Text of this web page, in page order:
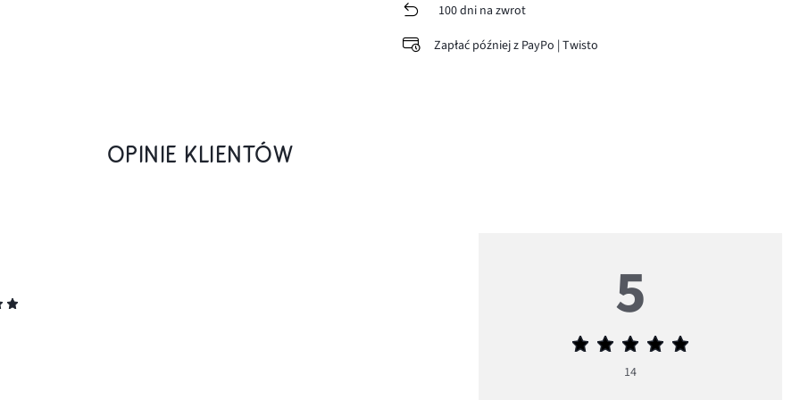
100 dni na zwrot
Zapłać później z PayPo | Twisto
OPINIE KLIENTÓW
5
Średnia
5
14